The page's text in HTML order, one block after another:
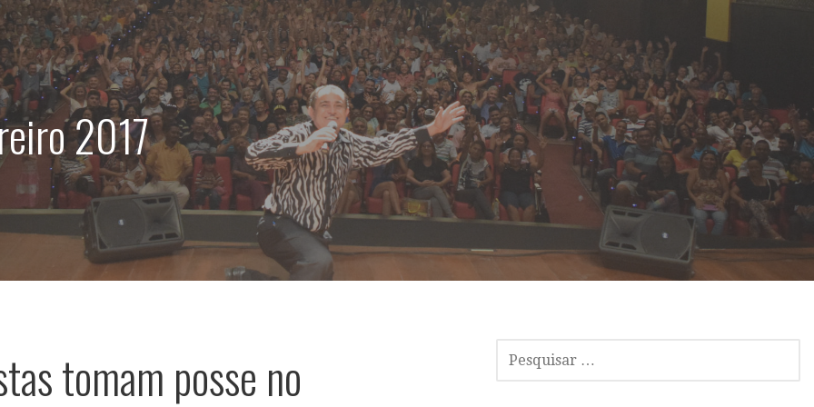
2017
tomam posse no